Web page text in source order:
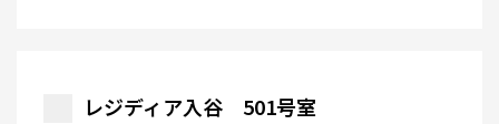
レジディア入谷 501号室